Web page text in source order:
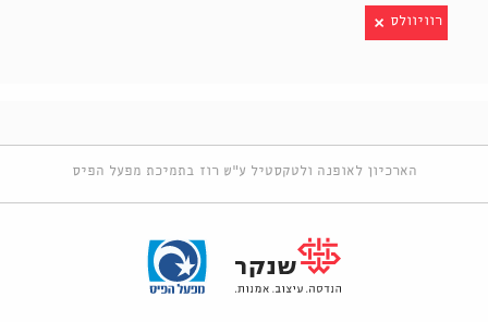
רוויוולס
הארכיון לאופנה ולטקסטיל ע"ש רוז בתמיכת מפעל הפיס